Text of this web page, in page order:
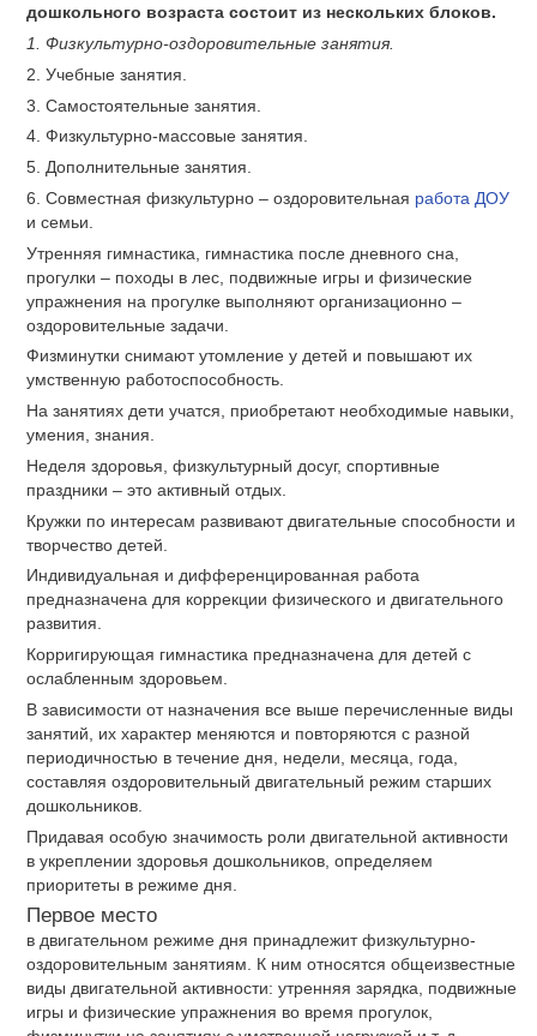
дошкольного возраста состоит из нескольких блоков.
1. Физкультурно-оздоровительные занятия.
2. Учебные занятия.
3. Самостоятельные занятия.
4. Физкультурно-массовые занятия.
5. Дополнительные занятия.
6. Совместная физкультурно – оздоровительная работа ДОУ
и семьи.
Утренняя гимнастика, гимнастика после дневного сна,
прогулки – походы в лес, подвижные игры и физические
упражнения на прогулке выполняют организационно –
оздоровительные задачи.
Физминутки снимают утомление у детей и повышают их
умственную работоспособность.
На занятиях дети учатся, приобретают необходимые навыки,
умения, знания.
Неделя здоровья, физкультурный досуг, спортивные
праздники – это активный отдых.
Кружки по интересам развивают двигательные способности и
творчество детей.
Индивидуальная и дифференцированная работа
предназначена для коррекции физического и двигательного
развития.
Корригирующая гимнастика предназначена для детей с
ослабленным здоровьем.
В зависимости от назначения все выше перечисленные виды
занятий, их характер меняются и повторяются с разной
периодичностью в течение дня, недели, месяца, года,
составляя оздоровительный двигательный режим старших
дошкольников.
Придавая особую значимость роли двигательной активности
в укреплении здоровья дошкольников, определяем
приоритеты в режиме дня.
Первое место
в двигательном режиме дня принадлежит физкультурно-
оздоровительным занятиям. К ним относятся общеизвестные
виды двигательной активности: утренняя зарядка, подвижные
игры и физические упражнения во время прогулок,